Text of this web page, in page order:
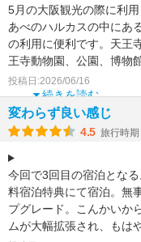
5月の大阪観光の際に利用
あべのハルカスの中にあ
の利用に便利です。天王
王寺動物園、公園、博物
トがたくさんあり、徒歩で
続きを読む
投稿日:2026/06/16
変わらず良い感じ
4.5 旅行時期
今回で3回目の宿泊とな
料宿泊特典にて宿泊。無
プグレード。こんかいか
ムが大幅拡張され、もは